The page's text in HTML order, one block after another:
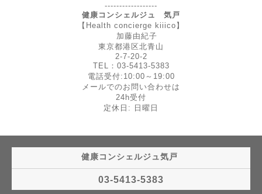
------------------
健康コンシェルジュ 気戸
【Health concierge kiiico】
加藤由紀子
東京都港区北青山
2-7-20-2
TEL：03-5413-5383
電話受付:10:00～19:00
メールでのお問い合わせは
24h受付
定休日: 日曜日
健康コンシェルジュ気戸
03-5413-5383